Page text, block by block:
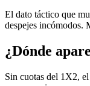
El dato táctico que
despejes incómodos.
¿Dónde
Sin cuotas del 1X2,